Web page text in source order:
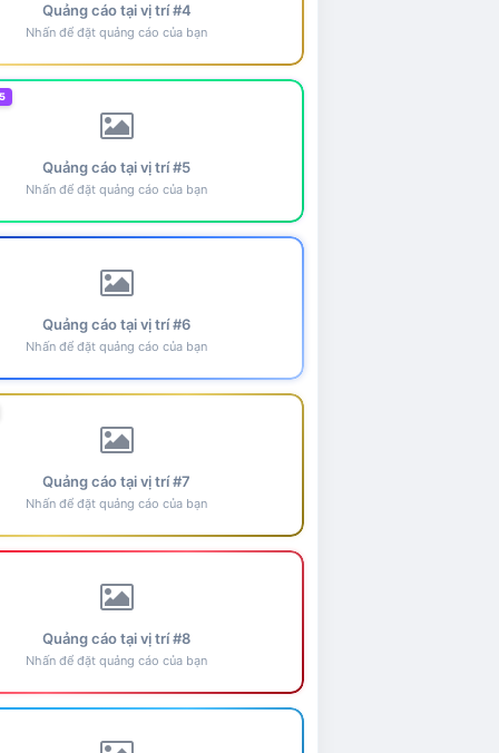
Quảng cáo tại vị trí #4
Nhấn để đặt quảng cáo của bạn
Quảng cáo tại vị trí #5
Nhấn để đặt quảng cáo của bạn
Quảng cáo tại vị trí #6
Nhấn để đặt quảng cáo của bạn
Quảng cáo tại vị trí #7
Nhấn để đặt quảng cáo của bạn
Quảng cáo tại vị trí #8
Nhấn để đặt quảng cáo của bạn